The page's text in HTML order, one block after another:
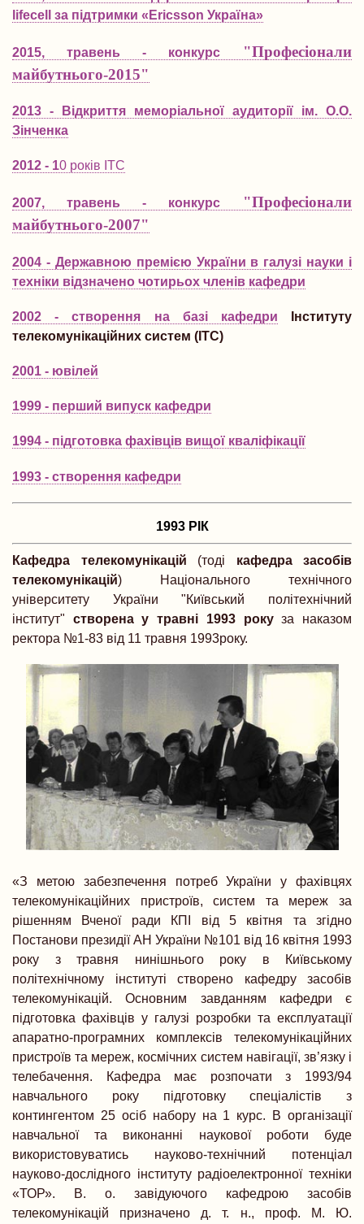
lifecell за підтримки «Еricsson Україна»
2015, травень - конкурс
"Професіонали
майбутнього-2015"
2013 - Відкриття меморіальної аудиторії ім. О.О.
Зінченка
2012 - 10 років ІТС
2007, травень - конкурс
"Професіонали
майбутнього-2007"
2004 - Державною премією України в галузі науки і
техніки відзначено чотирьох членів кафедри
2002 - створення на базі кафедри Інституту
телекомунікаційних систем (ІТС)
2001 - ювілей
1999 - перший випуск кафедри
1994 - підготовка фахівців вищої кваліфікації
1993 - створення кафедри
1993 РІК
Кафедра телекомунікацій (тоді кафедра засобів
телекомунікацій) Національного технічного
університету України "Київський політехнічний
інститут" створена у травні 1993 рокуза наказом
ректора №1-83 від 11 травня 1993року.
«З метою забезпечення потреб України у фахівцях
телекомунікаційних пристроїв, систем та мереж за
рішенням Вченої ради КПІ від 5 квітня та згідно
Постанови президії АН України №101 від 16 квітня 1993
року з травня нинішнього року в Київському
політехнічному інституті створено кафедру засобів
телекомунікацій. Основним завданням кафедри є
підготовка фахівців у галузі розробки та експлуатації
апаратно-програмних комплексів телекомунікаційних
пристроїв та мереж, космічних систем навігації, зв’язку і
телебачення. Кафедра має розпочати з 1993/94
навчального року підготовку спеціалістів з
контингентом 25 осіб набору на 1 курс. В організації
навчальної та виконанні наукової роботи буде
використовуватись науково-технічний потенціал
науково-дослідного інституту радіоелектронної техніки
«ТОР». В. о. завідуючого кафедрою засобів
телекомунікацій призначено д. т. н., проф. М. Ю.